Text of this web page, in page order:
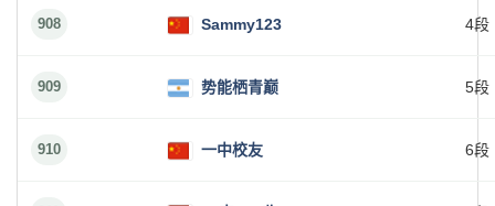
908 Sammy123 4段
909 势能栖青巅 5段
910 一中校友 6段